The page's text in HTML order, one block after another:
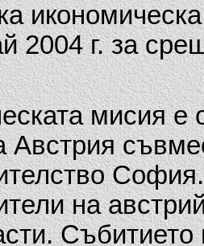
2004г.за
мисия е
Австрия
на